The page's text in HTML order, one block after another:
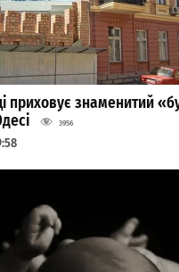
приховує знаменитий
3956